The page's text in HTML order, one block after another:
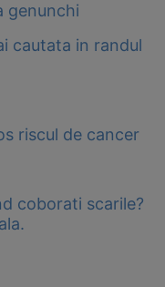
genunchi
cautata in randul
riscul de cancer
coborati scarile?